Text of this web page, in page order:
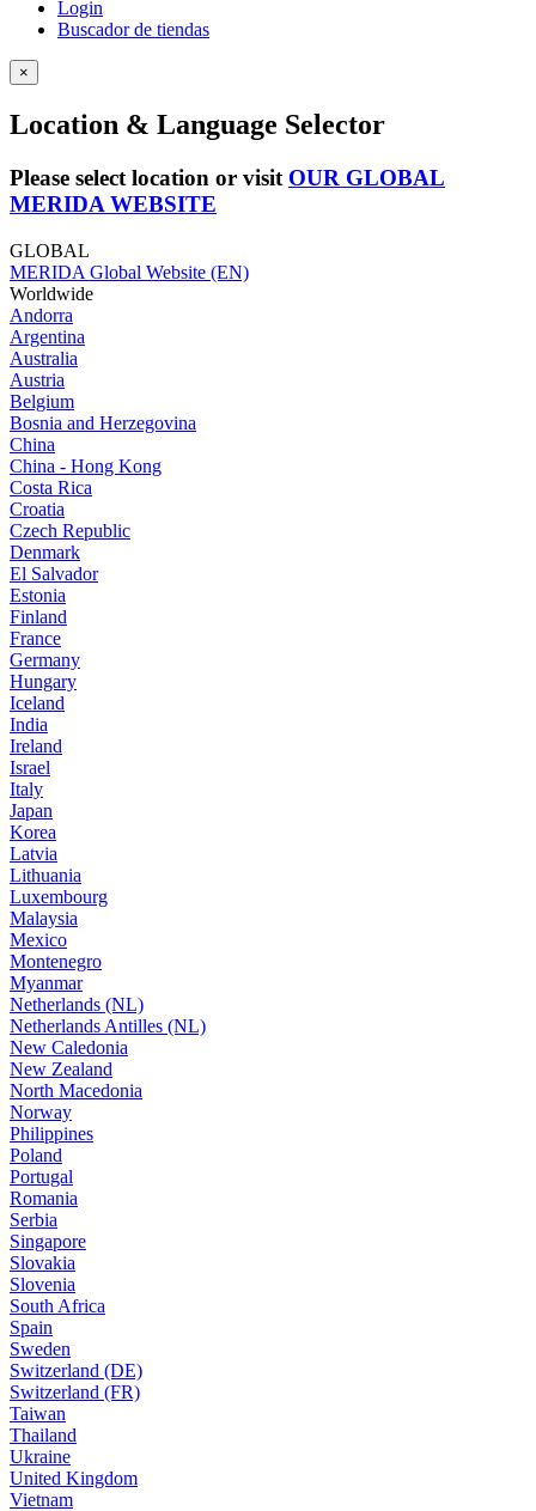
Login
Buscador de tiendas
×
Location & Language Selector
Please select location or visit OUR GLOBAL
MERIDA WEBSITE
GLOBAL
MERIDA Global Website (EN)
Worldwide
Andorra
Argentina
Australia
Austria
Belgium
Bosnia and Herzegovina
China
China - Hong Kong
Costa Rica
Croatia
Czech Republic
Denmark
El Salvador
Estonia
Finland
France
Germany
Hungary
Iceland
India
Ireland
Israel
Italy
Japan
Korea
Latvia
Lithuania
Luxembourg
Malaysia
Mexico
Montenegro
Myanmar
Netherlands (NL)
Netherlands Antilles (NL)
New Caledonia
New Zealand
North Macedonia
Norway
Philippines
Poland
Portugal
Romania
Serbia
Singapore
Slovakia
Slovenia
South Africa
Spain
Sweden
Switzerland (DE)
Switzerland (FR)
Taiwan
Thailand
Ukraine
United Kingdom
Vietnam